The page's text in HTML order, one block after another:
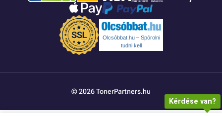
Olcsóbbat.hu – Spórolni
tudni kell
© 2026 TonerPartners.hu
Kérdése van?